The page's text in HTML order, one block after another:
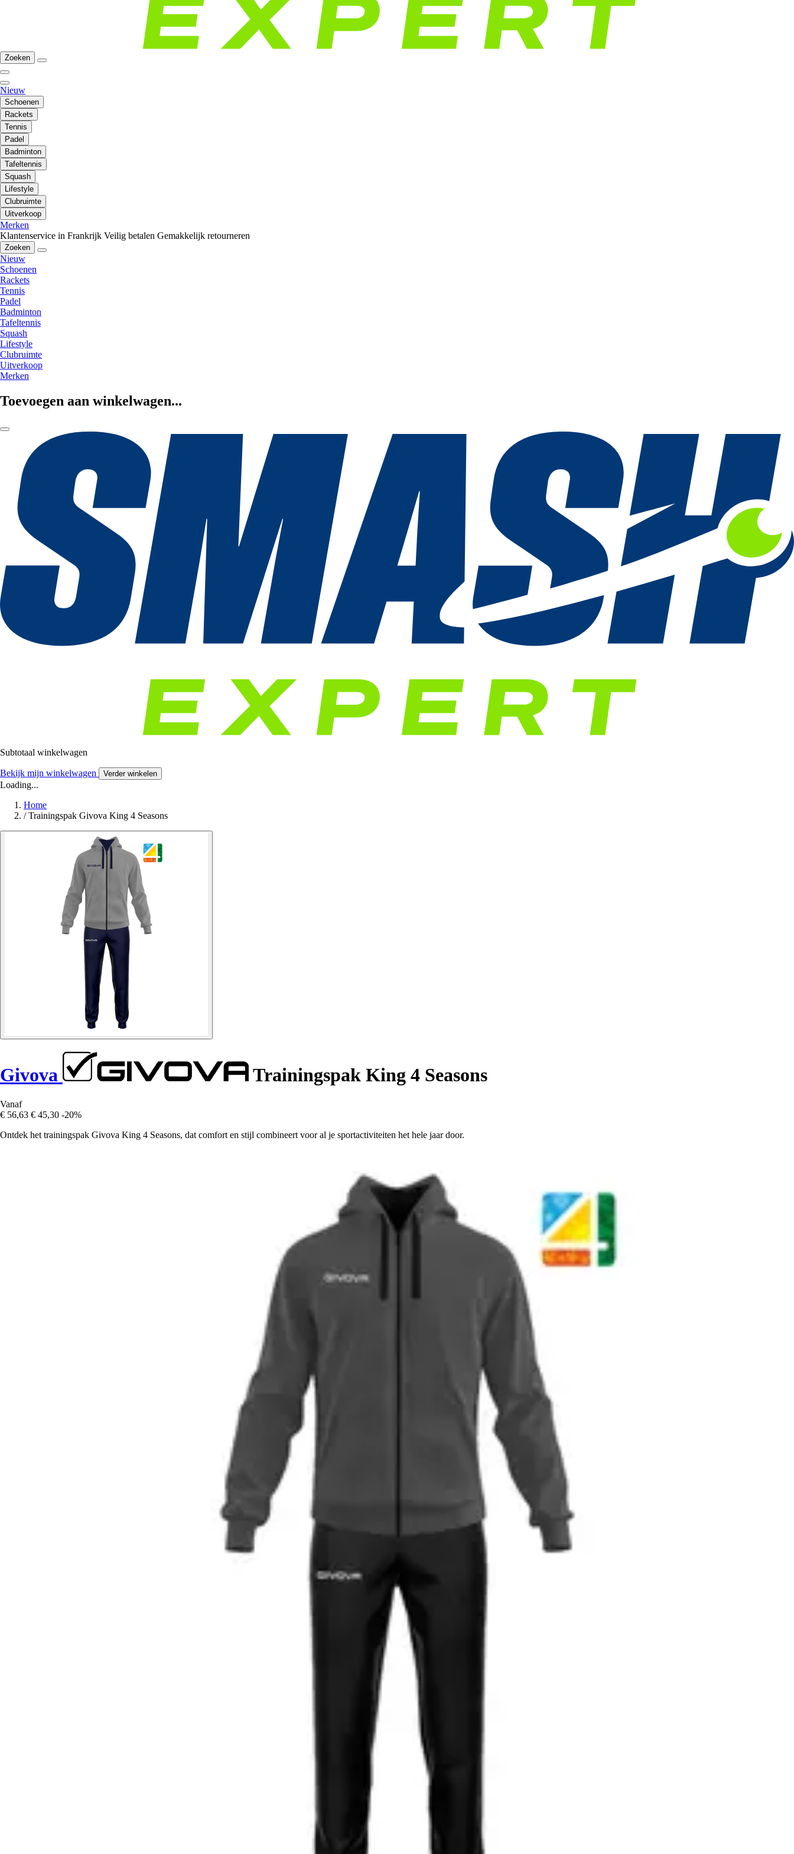
Zoeken
Nieuw
Schoenen
Rackets
Tennis
Padel
Badminton
Tafeltennis
Squash
Lifestyle
Clubruimte
Uitverkoop
Merken
Klantenservice in Frankrijk Veilig betalen Gemakkelijk retourneren
Zoeken
Nieuw
Schoenen
Rackets
Tennis
Padel
Badminton
Tafeltennis
Squash
Lifestyle
Clubruimte
Uitverkoop
Merken
Toevoegen aan winkelwagen...
Subtotaal winkelwagen
Bekijk mijn winkelwagen Verder winkelen
Loading...
Home
/ Trainingspak Givova King 4 Seasons
Givova Trainingspak King 4 Seasons
Vanaf
€ 56,63 € 45,30 -20%
Ontdek het trainingspak Givova King 4 Seasons, dat comfort en stijl combineert voor al je sportactiviteiten het hele jaar door.